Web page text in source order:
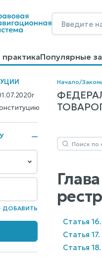
Популярные
материалы
ДОБАВИТЬ
Начало/
Статья
Статья
Статья